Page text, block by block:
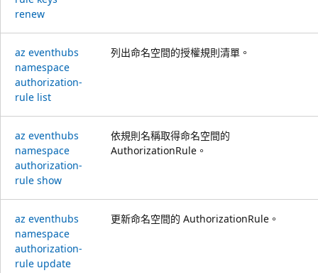
renew
az eventhubs
namespace
authorization-
rule list
列出命名空間的授權規則清單。
az eventhubs
namespace
authorization-
rule show
依規則名稱取得命名空間的
AuthorizationRule。
az eventhubs
namespace
authorization-
rule update
更新命名空間的 AuthorizationRule。